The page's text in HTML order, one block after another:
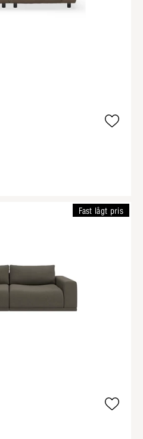
Fast lågt pris